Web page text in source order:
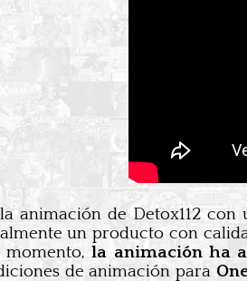
animación de Detox112
un producto con
momento,la animación ha
de animación para